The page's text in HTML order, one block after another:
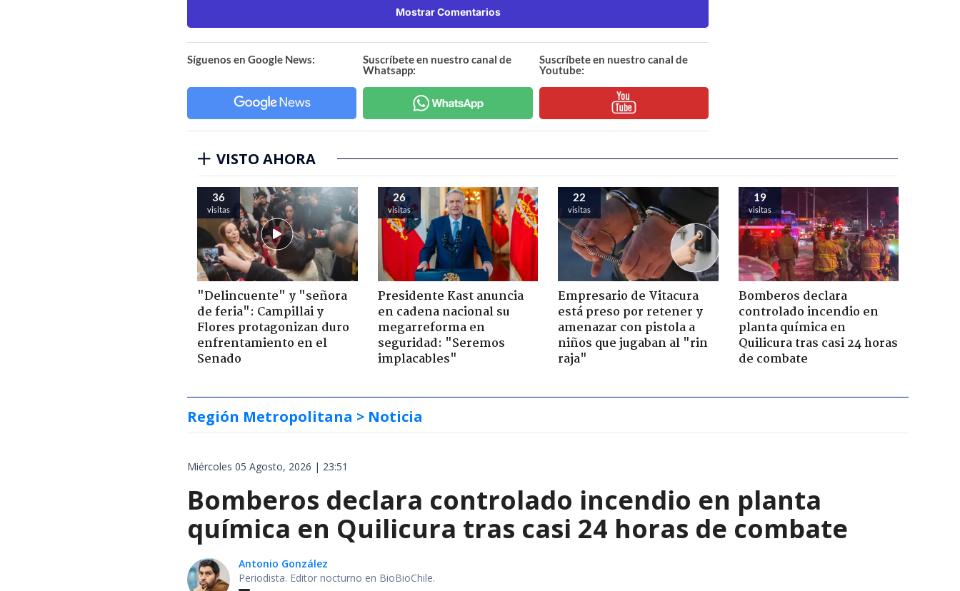
Mostrar Comentarios
Síguenos en Google News:
Suscríbete en nuestro canal de
Whatsapp:
Suscríbete en nuestro canal de
Youtube:
VISTO AHORA
36
visitas
"Delincuente" y "señora
de feria": Campillai y
Flores protagonizan duro
enfrentamiento en el
Senado
26
visitas
Presidente Kast anuncia
en cadena nacional su
megarreforma en
seguridad: "Seremos
implacables"
22
visitas
Empresario de Vitacura
está preso por retener y
amenazar con pistola a
niños que jugaban al "rin
raja"
19
visitas
Bomberos declara
controlado incendio en
planta química en
Quilicura tras casi 24 horas
de combate
Región Metropolitana > Noticia
Miércoles 05 Agosto, 2026 | 23:51
Bomberos declara controlado incendio en planta
química en Quilicura tras casi 24 horas de combate
Antonio González
Periodista. Editor nocturno en BioBioChile.